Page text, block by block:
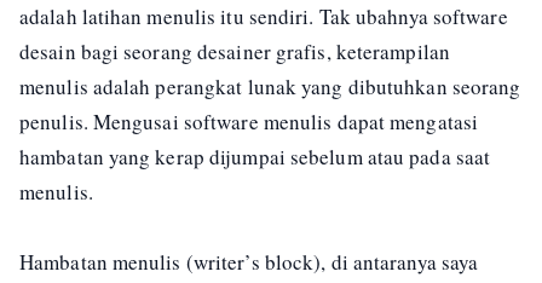
adalah latihan menulis itu sendiri. Tak ubahnya software
desain bagi seorang desainer grafis, keterampilan
menulis adalah perangkat lunak yang dibutuhkan seorang
penulis. Mengusai software menulis dapat mengatasi
hambatan yang kerap dijumpai sebelum atau pada saat
menulis.
Hambatan menulis (writer’s block), di antaranya saya